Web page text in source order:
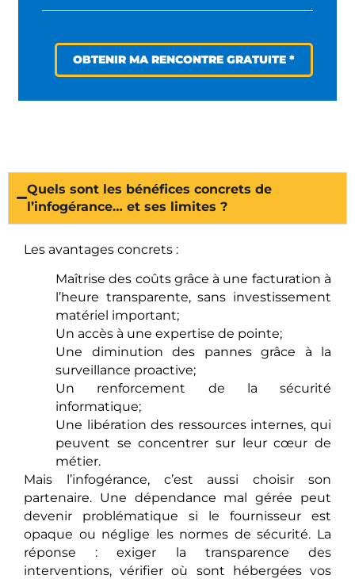
OBTENIR MA RENCONTRE GRATUITE *
Quels sont les bénéfices concrets de
l’infogérance… et ses limites ?
Les avantages concrets :
Maîtrise des coûts grâce à une facturation à
l’heure transparente, sans investissement
matériel important;
Un accès à une expertise de pointe;
Une diminution des pannes grâce à la
surveillance proactive;
Un renforcement de la sécurité
informatique;
Une libération des ressources internes, qui
peuvent se concentrer sur leur cœur de
métier.
Mais l’infogérance, c’est aussi choisir son
partenaire. Une dépendance mal gérée peut
devenir problématique si le fournisseur est
opaque ou néglige les normes de sécurité. La
réponse : exiger la transparence des
interventions, vérifier où sont hébergées vos